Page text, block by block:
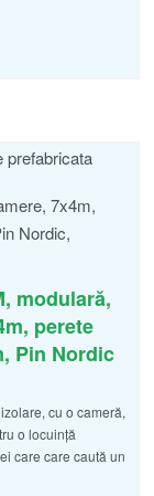
modulară,
perete
Pin Nordic
cu o cameră,
o locuință
care care caută un